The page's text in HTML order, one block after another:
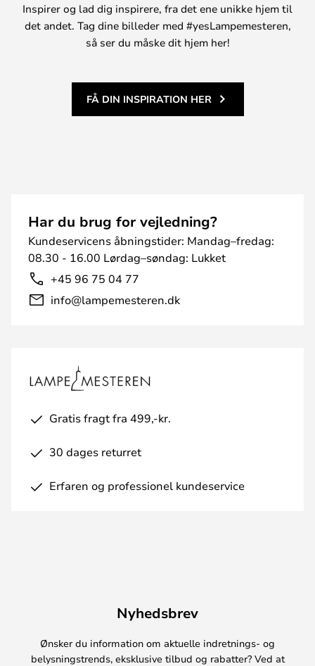
Inspirer og lad dig inspirere, fra det ene unikke hjem til
det andet. Tag dine billeder med #yesLampemesteren,
så ser du måske dit hjem her!
FÅ DIN INSPIRATION HER
Har du brug for vejledning?
Kundeservicens åbningstider: Mandag–fredag:
08.30 - 16.00 Lørdag–søndag: Lukket
+45 96 75 04 77
info@lampemesteren.dk
Gratis fragt fra 499,-kr.
30 dages returret
Erfaren og professionel kundeservice
Nyhedsbrev
Ønsker du information om aktuelle indretnings- og
belysningstrends, eksklusive tilbud og rabatter? Ved at